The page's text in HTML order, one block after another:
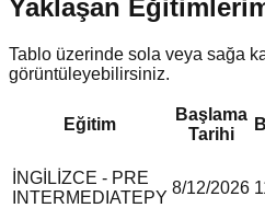
Yaklaşan
Tablo üzerinde sola veya sağa
görüntüleyebilirsiniz.
Eğitim
Başlama
Tarihi
İNGİLİZCE - PRE
INTERMEDIATEPY
8/12/2026